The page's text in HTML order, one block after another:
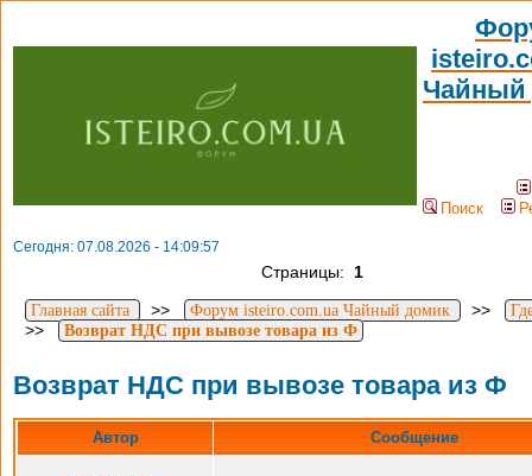
Чайный
Поиск
Сегодня: 07.08.2026 - 14:09:57
Страницы: 1
Главная сайта >> Форум isteiro.com.ua Чайный домик >>
>> Возврат НДС при вывозе товара из Ф
Возврат НДС при вывозе товара из Ф
Автор Сообщение